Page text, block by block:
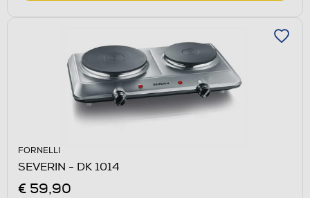
FORNELLI
SEVERIN - DK 1014
€ 59,90